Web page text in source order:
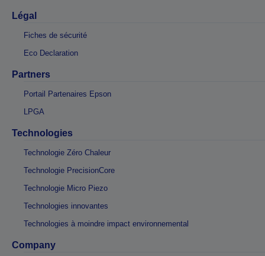
Légal
Fiches de sécurité
Eco Declaration
Partners
Portail Partenaires Epson
LPGA
Technologies
Technologie Zéro Chaleur
Technologie PrecisionCore
Technologie Micro Piezo
Technologies innovantes
Technologies à moindre impact environnemental
Company